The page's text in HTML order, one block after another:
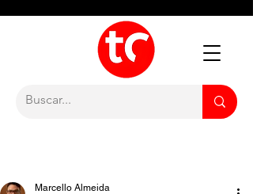
Marcello Almeida